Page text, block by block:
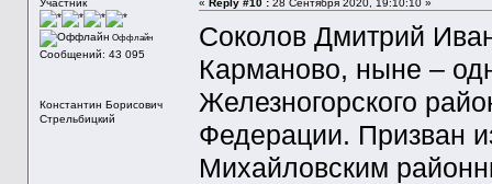
Оффлайн
Сообщений: 43 095
Константин Борисович
Стрельбицкий
Соколов Дмитрий
Карманово, ныне –
Железногорского
Федерации. Призван
Михайловским